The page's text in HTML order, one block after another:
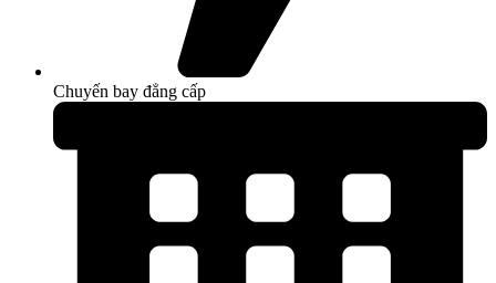
Chuyến bay đẳng cấp